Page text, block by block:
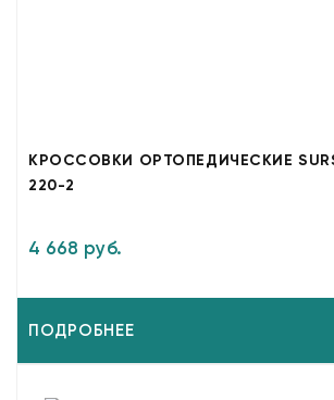
КРОССОВКИ ОРТОПЕДИЧЕСКИЕ
220-2
4 668 руб.
ПОДРОБНЕЕ